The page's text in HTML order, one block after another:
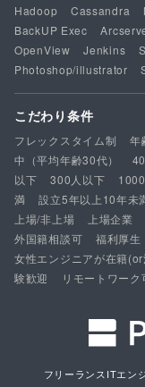
Hadoop
Cassandra
BackUP Exec
OpenView
Jenkins
Photoshop/illustrator
こだわり条件
フレックスタイム制 年
中（平均年齢30代）
以下
300人以下
満
設立5年以上10年未
上場/非上場
上場企業
外国籍相談可
福利厚生
女性エンジニアが在籍
験歓迎
リモートワーク
フリーランスITエン